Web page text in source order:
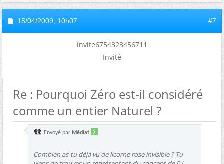
15/04/2009, 10h07 #7
invite6754323456711
Invité
Re : Pourquoi Zéro est-il considéré
comme un entier Naturel ?
Envoyé par Médiat
Combien as-tu déjà vu de licorne rose invisible ? Tu